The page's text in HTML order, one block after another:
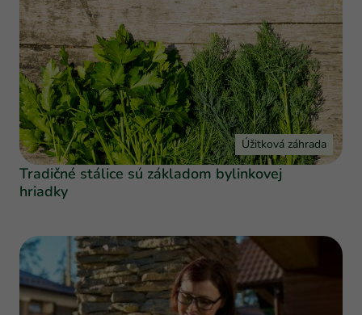
Úžitková záhrada
Tradičné stálice sú základom bylinkovej
hriadky